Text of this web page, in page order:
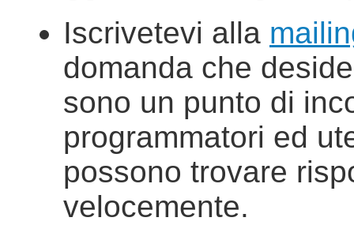
Iscrivetevi alla
domanda che
sono un punto di
programmatori ed
possono trovare
velocemente.